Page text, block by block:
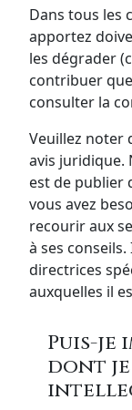
Dans tous les
apportez
les dégrader
contribuer
consulter la
Veuillez noter
avis juridique.
est de publier
vous avez
recourir aux
à ses
directrices
auxquelles il
Puis-je
dont je